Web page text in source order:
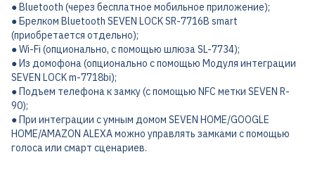
● Bluetooth (через бесплатное мобильное приложение);
● Брелком Bluetooth SEVEN LOCK SR-7716B smart
(приобретается отдельно);
● Wi-Fi (опционально, с помощью шлюза SL-7734);
● Из домофона (опционально с помощью Модуля интеграции
SEVEN LOCK m-7718bi);
● Подъем телефона к замку (с помощью NFC метки SEVEN R-
90);
● При интеграции с умным домом SEVEN HOME/GOOGLE
HOME/AMAZON ALEXA можно управлять замками с помощью
голоса или смарт сценариев.